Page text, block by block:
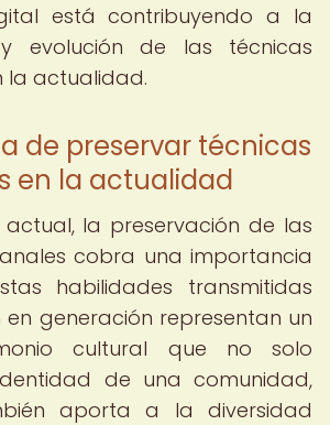
está contribuyendo a la
y evolución de las técnicas
la actualidad.
de preservar técnicas
en la actualidad
actual, la preservación de las
cobra una importancia
habilidades transmitidas
generación representan un
cultural que no solo
de una comunidad,
aporta a la diversidad